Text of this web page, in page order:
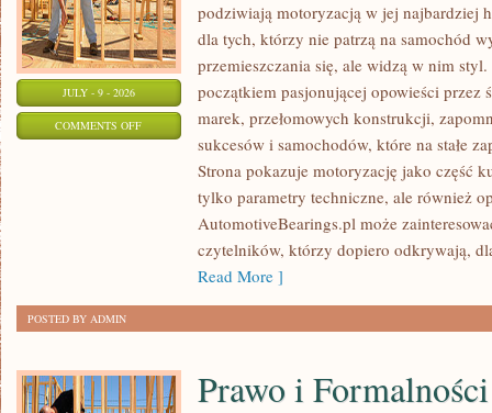
JULY - 9 - 2026
COMMENTS OFFON
WYDARZENIA
SPOTKANIA
KLASYKÓW
podziwiają motoryzacją w jej najbardziej
dla tych, którzy nie patrzą na samochód
przemieszczania się, ale widzą w nim
początkiem pasjonującej opowieści przez
marek, przełomowych konstrukcji,
sukcesów i samochodów, które na stałe
Strona pokazuje motoryzację jako część
tylko parametry techniczne, ale również
AutomotiveBearings.pl może
czytelników, którzy dopiero odkrywają,
Read More ]
POSTED BY ADMIN
Prawo i Formalności